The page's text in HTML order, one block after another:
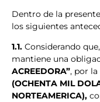
Dentro de la
los siguientes
1.1. Considerando que,
mantiene una
ACREEDORA”, por
(OCHENTA MIL
NORTEAMERICA),